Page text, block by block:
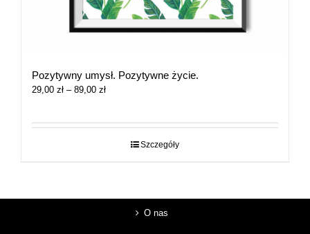
Pozytywny umysł. Pozytywne życie.
29,00 zł – 89,00 złZakres
29,00 zł
Szczegóły
O nas